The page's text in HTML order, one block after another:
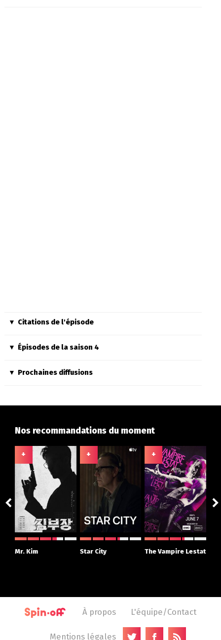
Citations de l'épisode
Épisodes de la saison 4
Prochaines diffusions
Nos recommandations du moment
+
Mr. Kim
+
Star City
+
The Vampire Lestat
À propos L'équipe/Contact
Mentions légales